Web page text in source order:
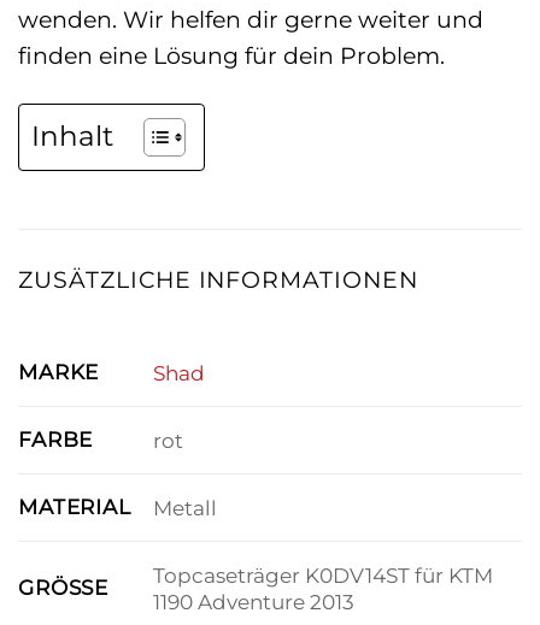
wenden. Wir helfen dir gerne weiter und
finden eine Lösung für dein Problem.
Inhalt
ZUSÄTZLICHE INFORMATIONEN
MARKE Shad
FARBE rot
MATERIAL Metall
GRÖSSE
Topcaseträger K0DV14ST für KTM
1190 Adventure 2013